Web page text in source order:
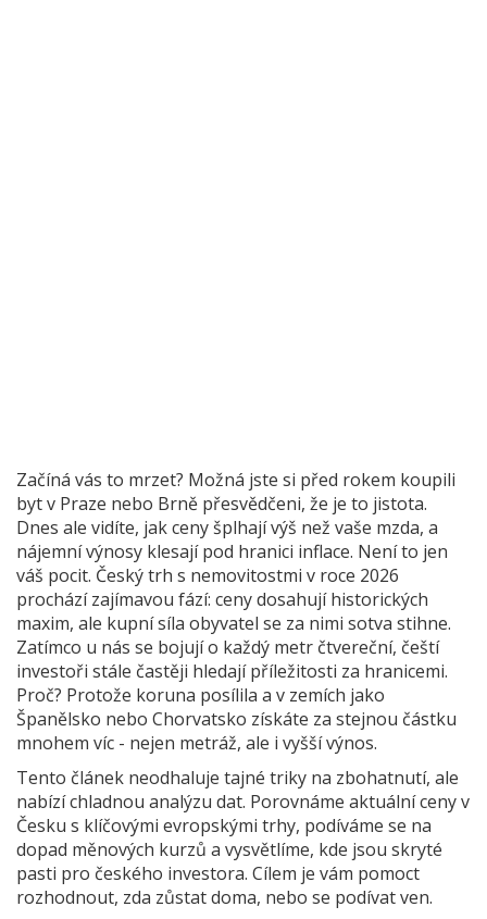
Začíná vás to mrzet? Možná jste si před rokem koupili
byt v Praze nebo Brně přesvědčeni, že je to jistota.
Dnes ale vidíte, jak ceny šplhají výš než vaše mzda, a
nájemní výnosy klesají pod hranici inflace. Není to jen
váš pocit. Český trh s nemovitostmi v roce 2026
prochází zajímavou fází: ceny dosahují historických
maxim, ale kupní síla obyvatel se za nimi sotva stihne.
Zatímco u nás se bojují o každý metr čtvereční, čeští
investoři stále častěji hledají příležitosti za hranicemi.
Proč? Protože koruna posílila a v zemích jako
Španělsko nebo Chorvatsko získáte za stejnou částku
mnohem víc - nejen metráž, ale i vyšší výnos.
Tento článek neodhaluje tajné triky na zbohatnutí, ale
nabízí chladnou analýzu dat. Porovnáme aktuální ceny v
Česku s klíčovými evropskými trhy, podíváme se na
dopad měnových kurzů a vysvětlíme, kde jsou skryté
pasti pro českého investora. Cílem je vám pomoct
rozhodnout, zda zůstat doma, nebo se podívat ven.